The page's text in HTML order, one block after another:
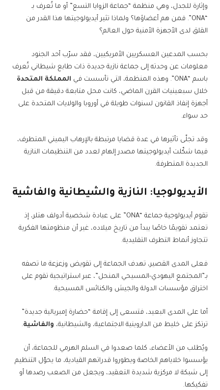
وإثارة للجدل، وهي منظمة “جماعة الزوايا التسع” أو ما تُعرف بـ
“ONA”. فمن هم أعضاؤها؟ ولماذا تثير أيديولوجيتها هذا القدر من
القلق لدى الأجهزة الأمنية حول العالم؟
بحسب المدعين العسكريين الأمريكيين، فقد سرّب أحد الجنود
معلومات عن وحدته إلى جماعة نازية جديدة ذات طابع شيطاني تُعرف
باسم “ONA”. وهذه المنظمة، التي تأسست في
المملكة المتحدة
خلال سبعينيات القرن الماضي، كانت محل متابعة دقيقة من قبل
أجهزة إنفاذ القانون لسنوات طويلة في أوروبا والولايات المتحدة على
حد سواء.
وقد تجلّى تأثيرها في عدة قضايا مرتبطة بالإرهاب اليميني المتطرف،
فيما شكّلت أيديولوجيتها مصدر إلهام لعدد من التنظيمات النازية
الجديدة المتطرفة.
الأيديولوجيا: النازية والشيطانية والفاشية
تقوم أيديولوجية جماعة “ONA” على عبادة شخصية أدولف هتلر، إذ
تعتمد تقويمًا خاصًا يبدأ من تاريخ ميلاده، غير أن منظومتها الفكرية
تتجاوز أنماط التطرف التقليدية.
فعلى المدى القصير، تهدف الجماعة إلى تقويض وزعزعة ما تصفه
بـ”المجتمع اليهودي-المسيحي المنحل”، عبر استراتيجية تقوم على
اختراق مؤسسات الدولة والجيش والكنائس المسيحية.
أما على المدى البعيد، فتسعى إلى إقامة “حضارة إمبريالية جديدة”
ترتكز على خليط من الداروينية الاجتماعية، والشيطانية، والفاشية.
ويُطلب من الأعضاء، كلما صعدوا في السلم الهرمي للجماعة، أن
يؤسسوا خلاياهم الخاصة ويطوروا قدراتهم القيادية، ما يحوّل التنظيم
إلى شبكة لا مركزية شديدة التعقيد، ويجعل من الصعب رصدها أو
تفكيكها.